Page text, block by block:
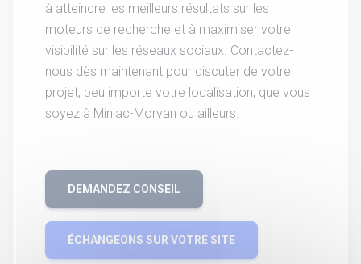
à atteindre les meilleurs résultats sur les
moteurs de recherche et à maximiser votre
visibilité sur les réseaux sociaux. Contactez-
nous dès maintenant pour discuter de votre
projet, peu importe votre localisation, que vous
soyez à Miniac-Morvan ou ailleurs.
DEMANDEZ CONSEIL
ÉCHANGEONS SUR VOTRE SITE